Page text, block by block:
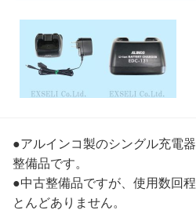
●アルインコ製のシングル充電
整備品です。
●中古整備品ですが、使用数回
とんどありません。